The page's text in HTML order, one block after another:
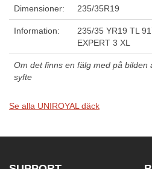
Dimensioner: 235/35R19
Information:
235/35 YR19 TL
EXPERT 3 XL
Om det finns en fälg med på bilden
syfte
Se alla UNIROYAL däck